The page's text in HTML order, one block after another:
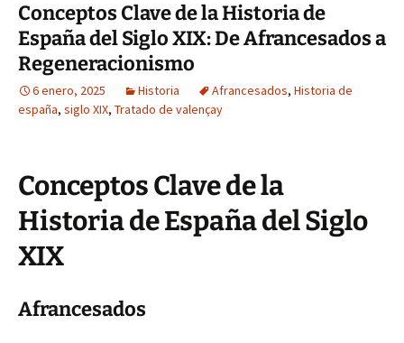
Conceptos Clave de la Historia de
España del Siglo XIX: De Afrancesados a
Regeneracionismo
6 enero, 2025 Historia Afrancesados, Historia de
españa, siglo XIX, Tratado de valençay
Conceptos Clave de la
Historia de España del Siglo
XIX
Afrancesados